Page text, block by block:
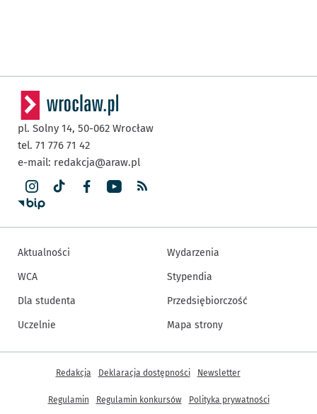
pl. Solny 14, 50-062 Wrocław
tel. 71 776 71 42
e-mail: redakcja@araw.pl
Aktualności
WCA
Dla studenta
Uczelnie
Wydarzenia
Stypendia
Przedsiębiorczość
Mapa strony
Inne informacje
Redakcja Deklaracja dostępności Newsletter
Regulamin Regulamin konkursów Polityka prywatności